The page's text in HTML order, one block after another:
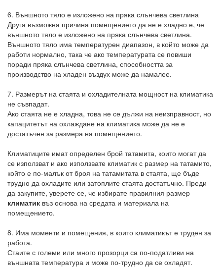
6. Външното тяло е изложено на пряка слънчева светлина
Друга възможна причина помещението да не е хладно е, че
външното тяло е изложено на пряка слънчева светлина.
Външното тяло има температурен диапазон, в който може да
работи нормално, така че ако температурата се повиши
поради пряка слънчева светлина, способността за
производство на хладен въздух може да намалее.
7. Размерът на стаята и охладителната мощност на климатика
не съвпадат.
Ако стаята не е хладна, това не се дължи на неизправност, но
капацитетът на охлаждане на климатика може да не е
достатъчен за размера на помещението.
Климатиците имат определен брой татамита, които могат да
се използват и ако използвате климатик с размер на татамито,
който е по-малък от броя на татамитата в стаята, ще бъде
трудно да охладите или затоплите стаята достатъчно. Преди
да закупите, уверете се, че избирате правилния размер
климатик въз основа на средата и материала на
помещението.
8. Има моменти и помещения, в които климатикът е труден за
работа.
Стаите с големи или много прозорци са по-податливи на
външната температура и може по-трудно да се охладят.